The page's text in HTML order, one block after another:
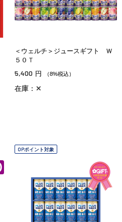
＜ウェルチ＞ジュースギフト Ｗ
５０Ｔ
5,400 円 （8%税込）
在庫：✕
OPポイント対象